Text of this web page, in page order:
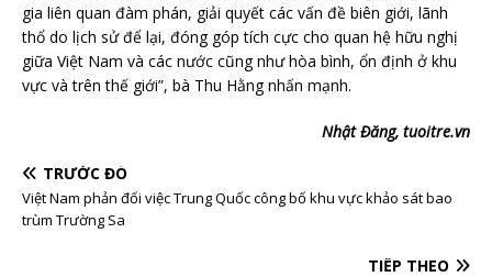
gia liên quan đàm phán, giải quyết các vấn đề biên giới, lãnh
thổ do lịch sử để lại, đóng góp tích cực cho quan hệ hữu nghị
giữa Việt Nam và các nước cũng như hòa bình, ổn định ở khu
vực và trên thế giới”, bà Thu Hằng nhấn mạnh.
Nhật Đăng, tuoitre.vn
TRƯỚC ĐÓ
Việt Nam phản đối việc Trung Quốc công bố khu vực khảo sát bao
trùm Trường Sa
TIẾP THEO